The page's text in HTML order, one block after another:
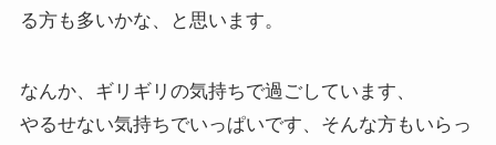
る方も多いかな、と思います。
なんか、ギリギリの気持ちで過ごしています、
やるせない気持ちでいっぱいです、そんな方もいらっ